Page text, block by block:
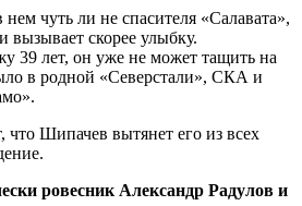
чуть ли не спасителя «Салавата»,
вызывает скорее улыбку.
39 лет, он уже не может тащить на
в родной «Северстали», СКА и
что Шипачев вытянет его из всех
ровесник Александр Радулов и